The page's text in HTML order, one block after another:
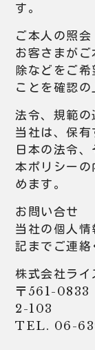
す。
ご本人の照会
お客さまが
除などをご
ことを確認の
法令、規範の
当社は、保
日本の法令
本ポリシー
めます。
お問い合せ
当社の個人
記までご連絡
株式会社ライ
〒561-0833
2-103
TEL. 06-